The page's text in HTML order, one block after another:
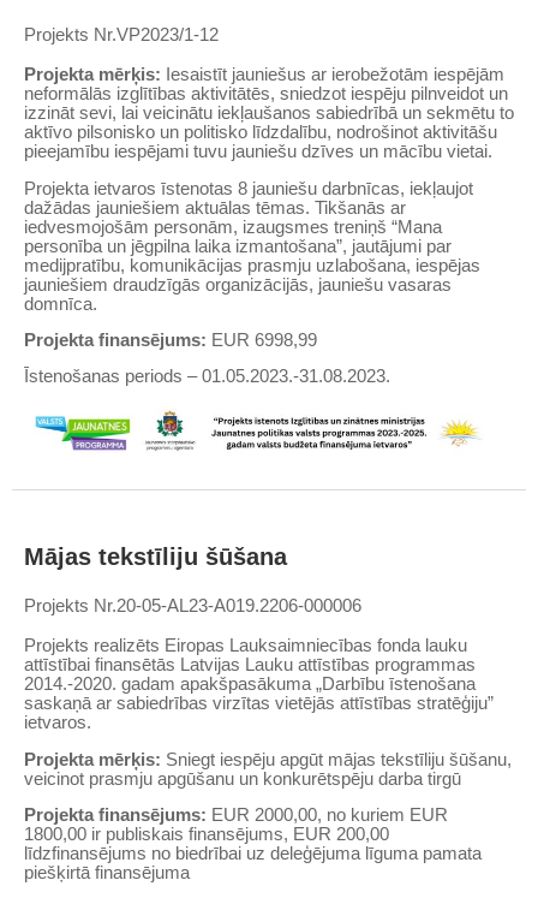
Projekts Nr.VP2023/1-12
Projekta mērķis: Iesaistīt jauniešus ar ierobežotām iespējām
neformālās izglītības aktivitātēs, sniedzot iespēju pilnveidot un
izzināt sevi, lai veicinātu iekļaušanos sabiedrībā un sekmētu to
aktīvo pilsonisko un politisko līdzdalību, nodrošinot aktivitāšu
pieejamību iespējami tuvu jauniešu dzīves un mācību vietai.
Projekta ietvaros īstenotas 8 jauniešu darbnīcas, iekļaujot
dažādas jauniešiem aktuālas tēmas. Tikšanās ar
iedvesmojošām personām, izaugsmes treniņš “Mana
personība un jēgpilna laika izmantošana”, jautājumi par
medijpratību, komunikācijas prasmju uzlabošana, iespējas
jauniešiem draudzīgās organizācijās, jauniešu vasaras
domnīca.
Projekta finansējums: EUR 6998,99
Īstenošanas periods – 01.05.2023.-31.08.2023.
Mājas tekstīliju šūšana
Projekts Nr.20-05-AL23-A019.2206-000006
Projekts realizēts Eiropas Lauksaimniecības fonda lauku
attīstībai finansētās Latvijas Lauku attīstības programmas
2014.-2020. gadam apakšpasākuma „Darbību īstenošana
saskaņā ar sabiedrības virzītas vietējās attīstības stratēģiju”
ietvaros.
Projekta mērķis: Sniegt iespēju apgūt mājas tekstīliju šūšanu,
veicinot prasmju apgūšanu un konkurētspēju darba tirgū
Projekta finansējums: EUR 2000,00, no kuriem EUR
1800,00 ir publiskais finansējums, EUR 200,00
līdzfinansējums no biedrībai uz deleģējuma līguma pamata
piešķirtā finansējuma